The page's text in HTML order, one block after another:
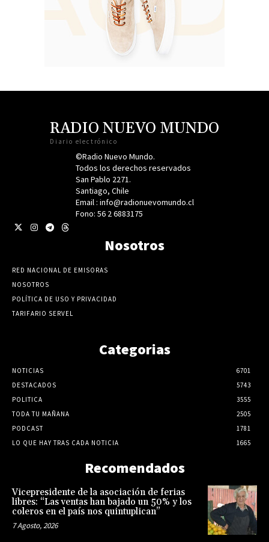
RADIO NUEVO MUNDO
Diario electrónico
©Radio Nuevo Mundo.
Todos los derechos reservados
San Pablo 2271.
Santiago, Chile
Email : info@radionuevomundo.cl
Fono: 56 2 6883175
Nosotros
RED NACIONAL DE EMISORAS
NOSOTROS
POLÍTICA DE USO Y PRIVACIDAD
TARIFARIO SERVEL
Categorias
NOTICIAS
6701
DESTACADOS
5743
POLITICA
3555
TODA TU MAÑANA
2505
PODCAST
1781
LO QUE HAY TRAS CADA NOTICIA
1665
Recomendados
Vicepresidente de la asociación de ferias
libres: “Las ventas han bajado un 50% y los
coleros en el país nos quintuplican”
7 Agosto, 2026